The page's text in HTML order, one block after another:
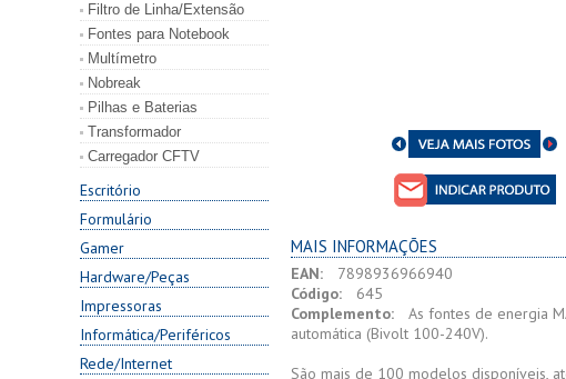
Filtro de Linha/Extensão
Fontes para Notebook
Multímetro
Nobreak
Pilhas e Baterias
Transformador
Carregador CFTV
Escritório
Formulário
Gamer
Hardware/Peças
Impressoras
Informática/Periféricos
Rede/Internet
MAIS INFORMAÇÕES
EAN:
7898936966940
Código:
645
Complemento:
As fontes de energia
automática (Bivolt 100-240V).
São mais de 100 modelos disponíveis,